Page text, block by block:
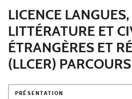
LICENCE LANGUES,
LITTÉRATURE ET
ÉTRANGÈRES ET
(LLCER)
PRÉSENTATION